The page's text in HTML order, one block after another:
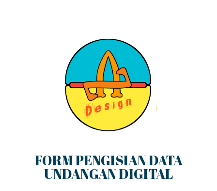
FORM PENGISIAN DATA
UNDANGAN DIGITAL